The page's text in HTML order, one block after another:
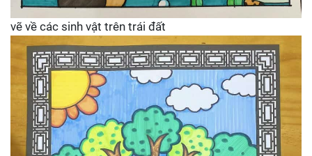
vẽ về các sinh vật trên trái đất